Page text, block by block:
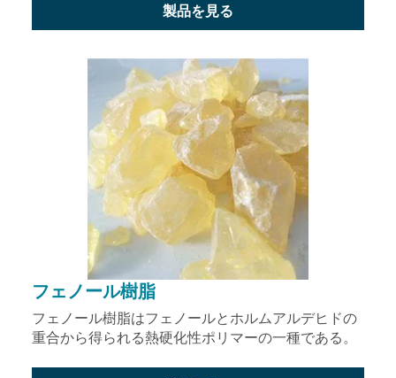
製品を見る
フェノール樹脂
フェノール樹脂はフェノールとホルムアルデヒドの
重合から得られる熱硬化性ポリマーの一種である。